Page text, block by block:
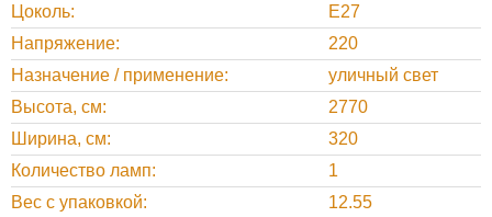
Цоколь
E27
Напряжение
220
Назначение / применение
уличный свет
Высота, cм
2770
Ширина, cм
320
Количество ламп
1
Вес с упаковкой
12.55